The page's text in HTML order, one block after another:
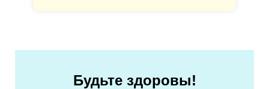
Будьте здоровы!